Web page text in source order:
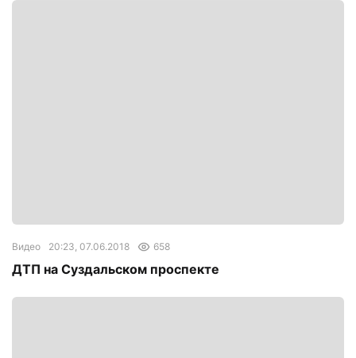
Видео 20:23, 07.06.2018 658
ДТП на Суздальском проспекте